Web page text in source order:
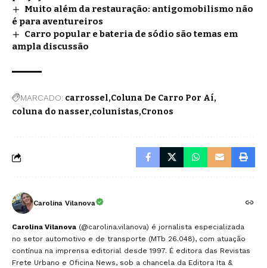
Muito além da restauração: antigomobilismo não
é para aventureiros
Carro popular e bateria de sódio são temas em
ampla discussão
MARCADO: carrossel Coluna De Carro Por Aí
coluna do nasser colunistas Cronos
Carolina Vilanova
Carolina Vilanova (@carolina.vilanova) é jornalista especializada
no setor automotivo e de transporte (MTb 26.048), com atuação
contínua na imprensa editorial desde 1997. É editora das Revistas
Frete Urbano e Oficina News, sob a chancela da Editora Ita &